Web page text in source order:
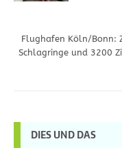
Flughafen Köln/Bonn:
Schlagringe und 3200
DIES UND DAS